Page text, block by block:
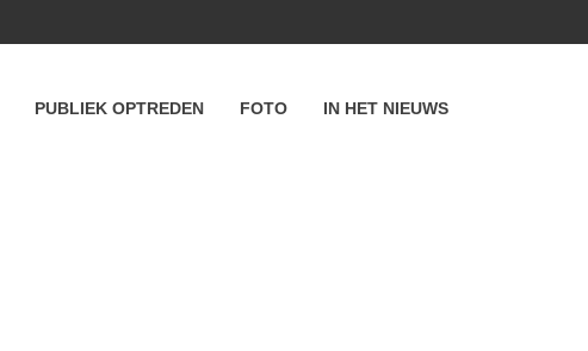
PUBLIEK OPTREDEN FOTO IN HET NIEUWS